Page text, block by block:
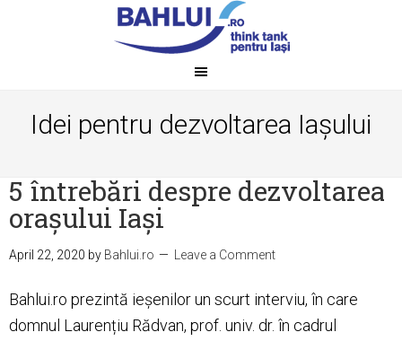
Idei pentru dezvoltarea Iașului
5 întrebări despre dezvoltarea
orașului Iași
April 22, 2020 by Bahlui.ro Leave a Comment
Bahlui.ro prezintă ieșenilor un scurt interviu, în care
domnul Laurențiu Rădvan, prof. univ. dr. în cadrul